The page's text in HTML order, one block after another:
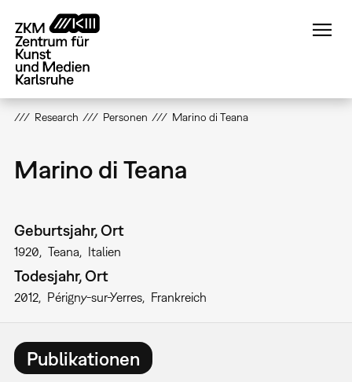
zum
Inhalt
Research Personen Marino di Teana
Marino di Teana
Geburtsjahr, Ort
1920 Teana Italien
Todesjahr, Ort
2012 Périgny-sur-Yerres Frankreich
Publikationen